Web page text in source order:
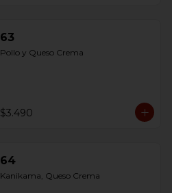
63
Pollo y Queso Crema
$3.490
64
Kanikama, Queso Crema